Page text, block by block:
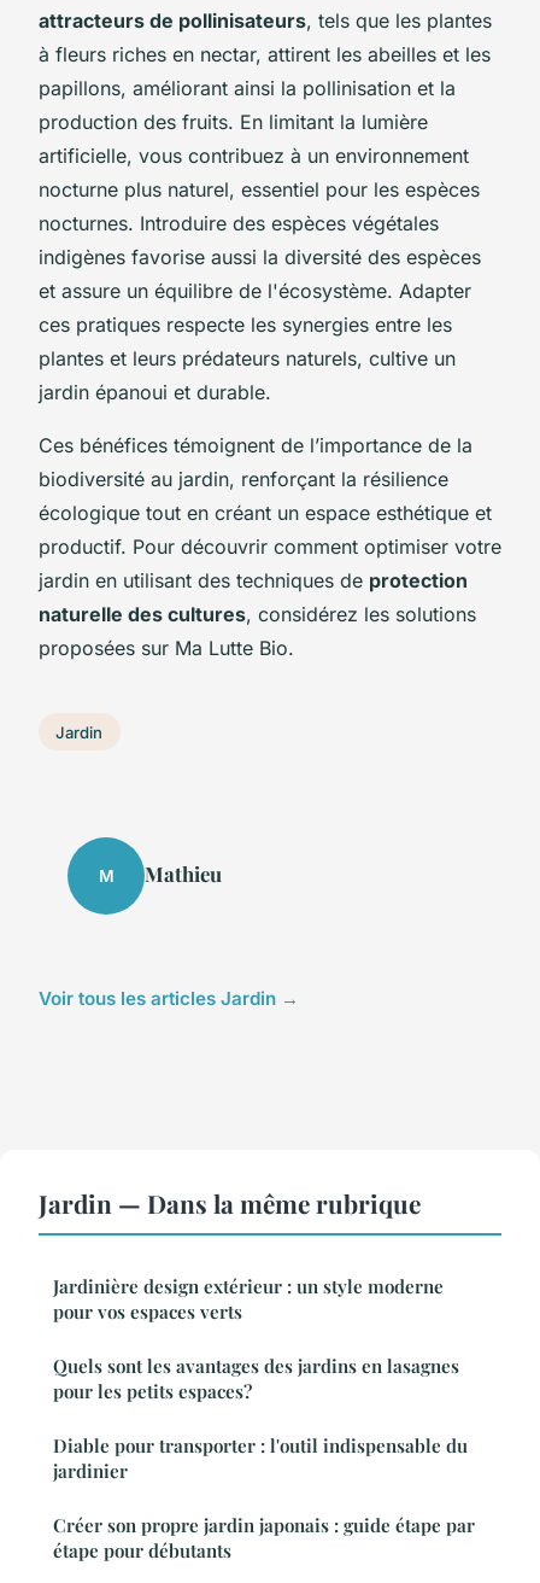
attracteurs de pollinisateurs, tels que les plantes
à fleurs riches en nectar, attirent les abeilles et les
papillons, améliorant ainsi la pollinisation et la
production des fruits. En limitant la lumière
artificielle, vous contribuez à un environnement
nocturne plus naturel, essentiel pour les espèces
nocturnes. Introduire des espèces végétales
indigènes favorise aussi la diversité des espèces
et assure un équilibre de l'écosystème. Adapter
ces pratiques respecte les synergies entre les
plantes et leurs prédateurs naturels, cultive un
jardin épanoui et durable.
Ces bénéfices témoignent de l’importance de la
biodiversité au jardin, renforçant la résilience
écologique tout en créant un espace esthétique et
productif. Pour découvrir comment optimiser votre
jardin en utilisant des techniques de protection
naturelle des cultures, considérez les solutions
proposées sur Ma Lutte Bio.
Jardin
M Mathieu
Voir tous les articles Jardin →
Jardin — Dans la même rubrique
Jardinière design extérieur : un style moderne
pour vos espaces verts
Quels sont les avantages des jardins en lasagnes
pour les petits espaces?
Diable pour transporter : l'outil indispensable du
jardinier
Créer son propre jardin japonais : guide étape par
étape pour débutants